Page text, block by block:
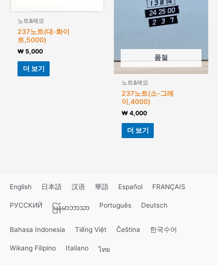
노트&메모
237노트(대-화이
트,5000)
₩ 5,000
더 보기
품절
노트&메모
237노트(소-그레
이,4000)
₩ 4,000
더 보기
English 日本語 汉语 華語 Español FRANÇAIS
РУССКИЙ မြန်မာဘာသာ Português Deutsch
Bahasa Indonesia Tiếng Việt Čeština 한국수어
Wikang Filipino Italiano ไทย